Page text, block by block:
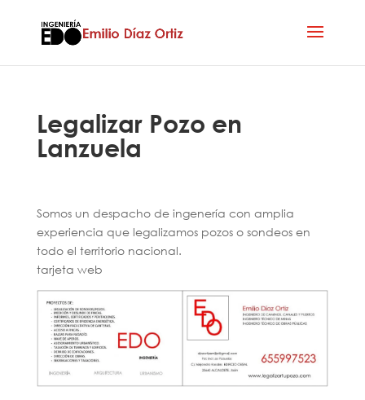
Legalizar Pozo en
Lanzuela
Somos un despacho de ingenería con amplia
experiencia que legalizamos pozos o sondeos en
todo el territorio nacional.
tarjeta web